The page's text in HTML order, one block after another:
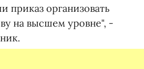
приказ организовать
на высшем уровне", -